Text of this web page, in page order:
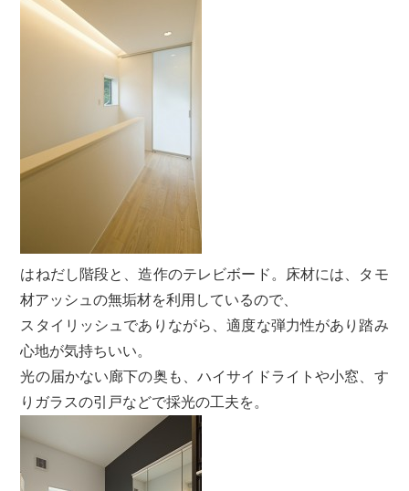
はねだし階段と、造作のテレビボード。床材には、タモ
材アッシュの無垢材を利用しているので、
スタイリッシュでありながら、適度な弾力性があり踏み
心地が気持ちいい。
光の届かない廊下の奥も、ハイサイドライトや小窓、す
りガラスの引戸などで採光の工夫を。